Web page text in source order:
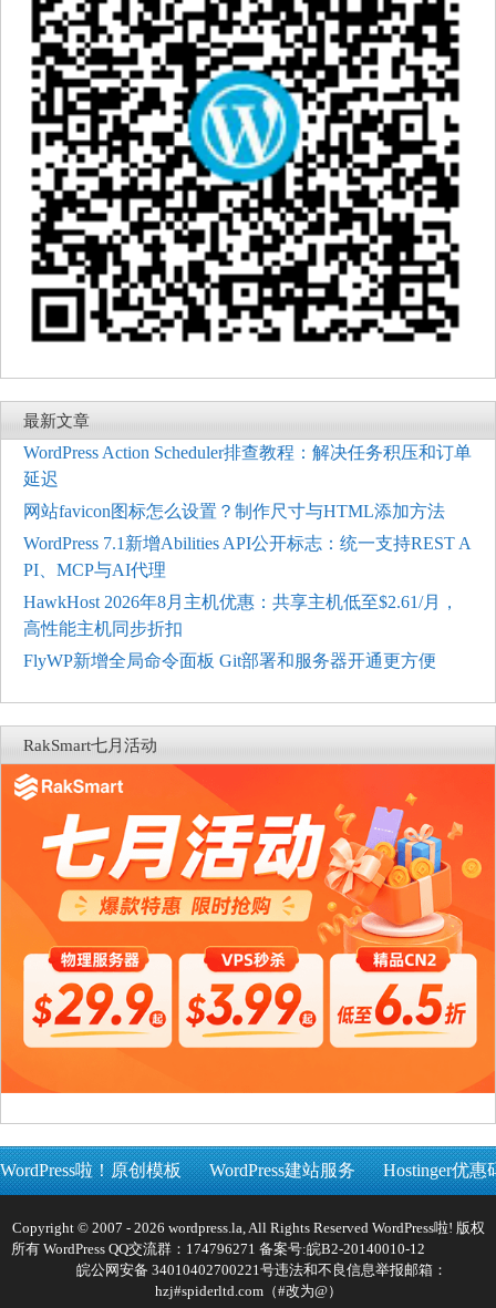
最新文章
WordPress Action Scheduler排查教程：解决任务积压和订单
延迟
网站favicon图标怎么设置？制作尺寸与HTML添加方法
WordPress 7.1新增Abilities API公开标志：统一支持REST A
PI、MCP与AI代理
HawkHost 2026年8月主机优惠：共享主机低至$2.61/月，
高性能主机同步折扣
FlyWP新增全局命令面板 Git部署和服务器开通更方便
RakSmart七月活动
WordPress啦！原创模板 WordPress建站服务 Hostinger优惠
Copyright © 2007 - 2026 wordpress.la, All Rights Reserved WordPress啦! 版权
所有 WordPress QQ交流群：174796271 备案号:皖B2-20140010-12
皖公网安备 34010402700221号违法和不良信息举报邮箱：
hzj#spiderltd.com（#改为@）